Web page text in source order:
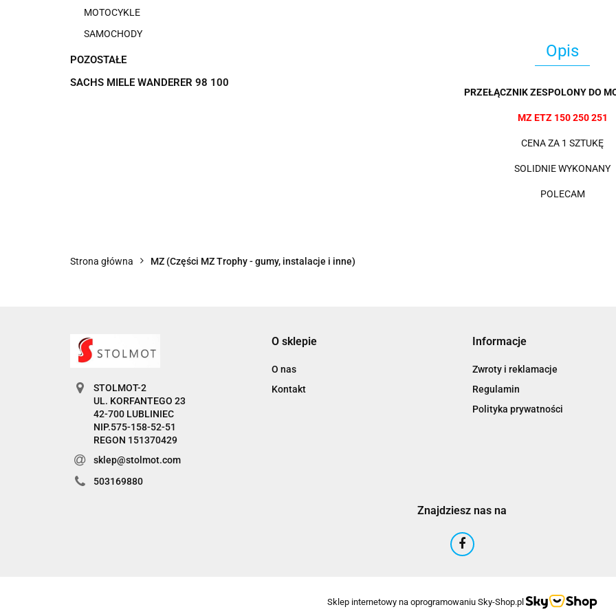
MOTOCYKLE
SAMOCHODY
POZOSTAŁE
SACHS MIELE WANDERER 98 100
Opis
PRZEŁĄCZNIK ZESPOLONY DO
MZ ETZ 150 250 251
CENA ZA 1 SZTUKĘ
SOLIDNIE WYKONANY
POLECAM
Strona główna MZ (Części MZ Trophy - gumy, instalacje i inne)
STOLMOT-2
UL. KORFANTEGO 23
42-700 LUBLINIEC
NIP.575-158-52-51
REGON 151370429
sklep@stolmot.com
503169880
O sklepie
O nas
Kontakt
Informacje
Zwroty i reklamacje
Regulamin
Polityka prywatności
Znajdziesz nas na
Sklep internetowy na oprogramowaniu Sky-Shop.pl